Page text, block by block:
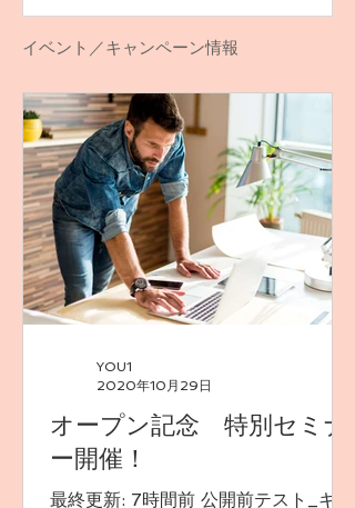
イベント／キャンペーン情報
オープン記念 特別セミナ
ー開催！
最終更新: 7時間前 公開前テスト_キャ
YOU1
2020年10月29日